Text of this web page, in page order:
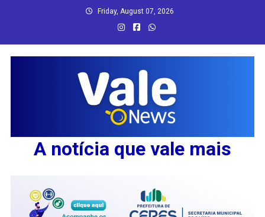
Friday, August 07, 2026
A notícia que vale mais